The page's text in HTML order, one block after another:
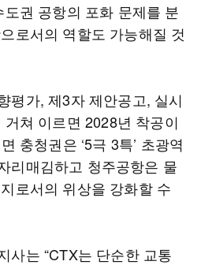
권 공항의 포화 문제를 분
로서의 역할도 가능해질 것
평가, 제3자 제안공고, 실시
쳐 이르면 2028년 착공이
충청권은 ‘5극 3특’ 초광역
리매김하고 청주공항은 물
로서의 위상을 강화할 수
사는 “CTX는 단순한 교통